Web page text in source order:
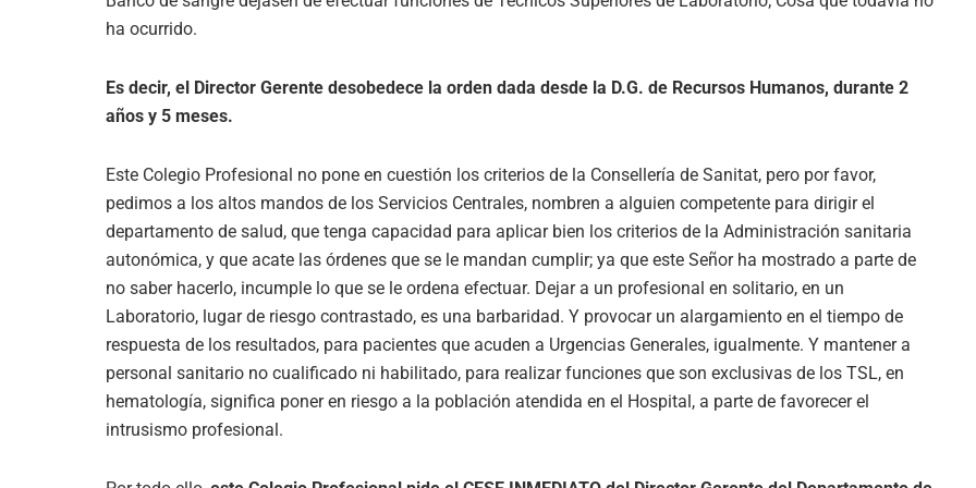
ha ocurrido.
Es decir, el Director Gerente desobedece la orden dada desde la D.G. de Recursos Humanos, durante 2
años y 5 meses.
Este Colegio Profesional no pone en cuestión los criterios de la Consellería de Sanitat, pero por favor,
pedimos a los altos mandos de los Servicios Centrales, nombren a alguien competente para dirigir el
departamento de salud, que tenga capacidad para aplicar bien los criterios de la Administración sanitaria
autonómica, y que acate las órdenes que se le mandan cumplir; ya que este Señor ha mostrado a parte de
no saber hacerlo, incumple lo que se le ordena efectuar. Dejar a un profesional en solitario, en un
Laboratorio, lugar de riesgo contrastado, es una barbaridad. Y provocar un alargamiento en el tiempo de
respuesta de los resultados, para pacientes que acuden a Urgencias Generales, igualmente. Y mantener a
personal sanitario no cualificado ni habilitado, para realizar funciones que son exclusivas de los TSL, en
hematología, significa poner en riesgo a la población atendida en el Hospital, a parte de favorecer el
intrusismo profesional.